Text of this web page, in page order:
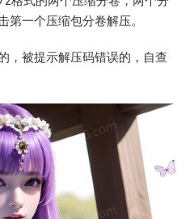
一个压缩包分卷解压。
，被提示解压码错误的，自查